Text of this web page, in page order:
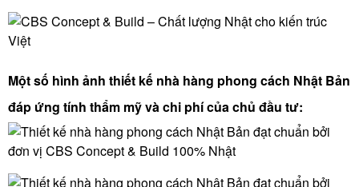
Một số hình ảnh thiết kế nhà hàng phong cách Nhật Bản
đáp ứng tính thẩm mỹ và chi phí của chủ đầu tư: